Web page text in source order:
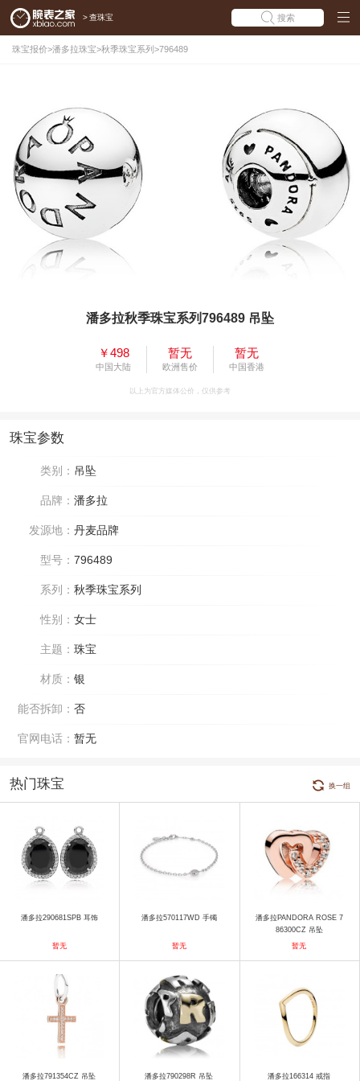
> 查珠宝 搜索
珠宝报价>潘多拉珠宝>秋季珠宝系列 >796489
潘多拉秋季珠宝系列796489 吊坠
￥498
中国大陆
暂无
欧洲售价
暂无
中国香港
以上为官方媒体公价，仅供参考
珠宝参数
类别： 吊坠
品牌： 潘多拉
发源地： 丹麦品牌
型号： 796489
系列： 秋季珠宝系列
性别： 女士
主题： 珠宝
材质： 银
能否拆卸： 否
官网电话： 暂无
热门珠宝 换一组
潘多拉290681SPB 耳饰
暂无
潘多拉570117WD 手镯
暂无
潘多拉PANDORA ROSE 7
86300CZ 吊坠
暂无
潘多拉791354CZ 吊坠 潘多拉790298R 吊坠 潘多拉166314 戒指